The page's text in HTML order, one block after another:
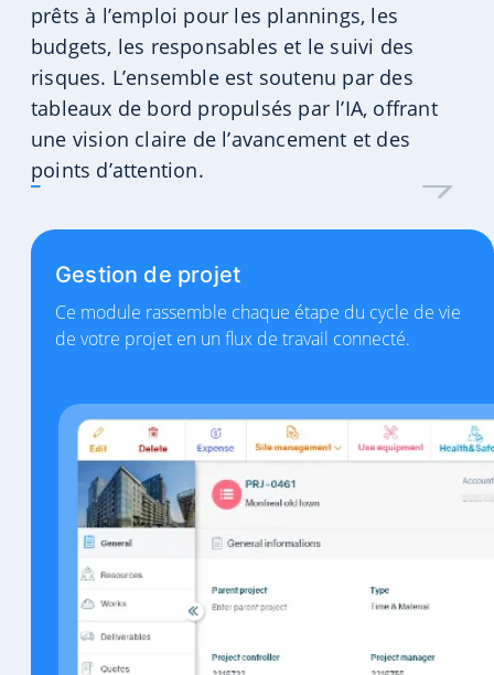
prêts à l’emploi pour les plannings, les
budgets, les responsables et le suivi des
risques. L’ensemble est soutenu par des
tableaux de bord propulsés par l’IA, offrant
une vision claire de l’avancement et des
points d’attention.
Gestion de projet
Ce module rassemble chaque étape du cycle de vie
de votre projet en un flux de travail connecté.